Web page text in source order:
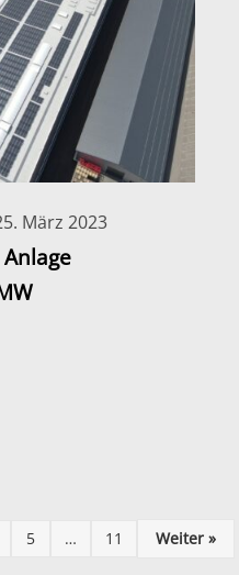
März 2023
5 … 11 Weiter »